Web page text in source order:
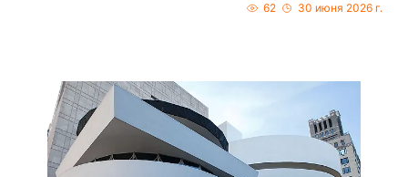
62 30 июня 2026 г.